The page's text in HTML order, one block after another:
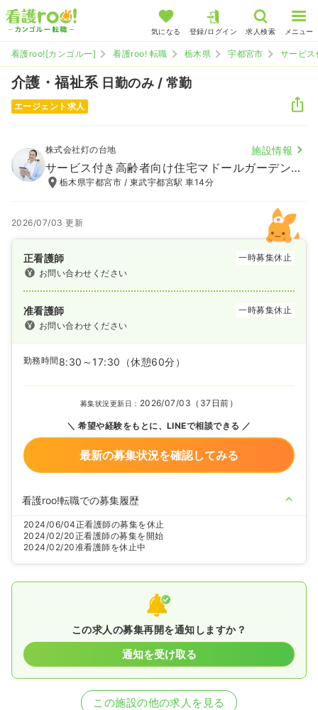
気になる 登録/ログイン 求人検索 メニュー
看護roo![カンゴルー] 看護roo! 転職 栃木県 宇都宮市 サービ
介護・福祉系 日勤のみ / 常勤
エージェント求人
株式会社灯の台地 施設情報
サービス付き高齢者向け住宅マドールガーデンあかり
栃木県宇都宮市 / 東武宇都宮駅 車14分
2026/07/03 更新
正看護師
一時募集休止
お問い合わせください
准看護師
一時募集休止
お問い合わせください
勤務時間 8:30～17:30 （休憩60分）
募集状況更新日： 2026/07/03（37日前）
希望や経験をもとに、LINEで相談できる
最新の募集状況を確認してみる
看護roo!転職での募集履歴
2024/06/04正看護師の募集を休止
2024/02/20正看護師の募集を開始
2024/02/20准看護師を休止中
この求人の募集再開を通知しますか？
通知を受け取る
この施設の他の求人を見る